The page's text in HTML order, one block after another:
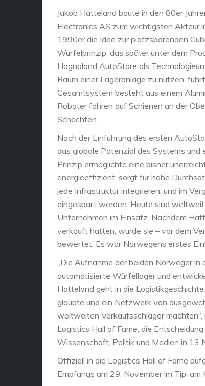
Jakob Hatteland baute in den 80er
Electronics AS zum wichtigsten Akteur
1990er die Idee zur platzsparenden
Würfelprinzip, das später unter dem
Hognaland AutoStore als
Raum einer Lageranlage zu nutzen,
Gesamtsystem besteht aus einem
Roboter fahren auf Schienen an der
Schächten.
Nach der Einführung des ersten
das globale Potenzial des Systems
Prinzip ermöglichte eine bisher
energieeffizient, sorgt für hohe
jede Infrastruktur integrieren, und im
eingespart werden. Heute sind
Unternehmen im Einsatz. Nachdem
verkauft hatten, wurde sie – vor dem
bewertet. Es war Norwegens erstes
„Die Aufnahme der beiden Norweger
automatisierte Würfellager und
Hatteland geht in die
glaubte und ein Netzwerk von
weltweiten Verkaufsschlager
Logistics Hall of Fame, die
Wissenschaft, Politik und Medien in 13
Offiziell in die Logistics Hall of Fame
Empfangs am 29. November im Tipi am